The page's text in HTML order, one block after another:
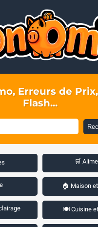
Erreurs de
Flash...
🛒
🏠 Maison
🍽️ Cuisine